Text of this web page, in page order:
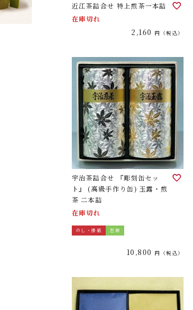
近江茶詰合せ 特上煎茶一本詰
在庫切れ
2,160 税込
宇治茶詰合せ 『彫刻缶セッ
ト』 (高級手作り缶) 玉露・煎
茶 二本詰
在庫切れ
のし・掛紙 包装
10,800 税込